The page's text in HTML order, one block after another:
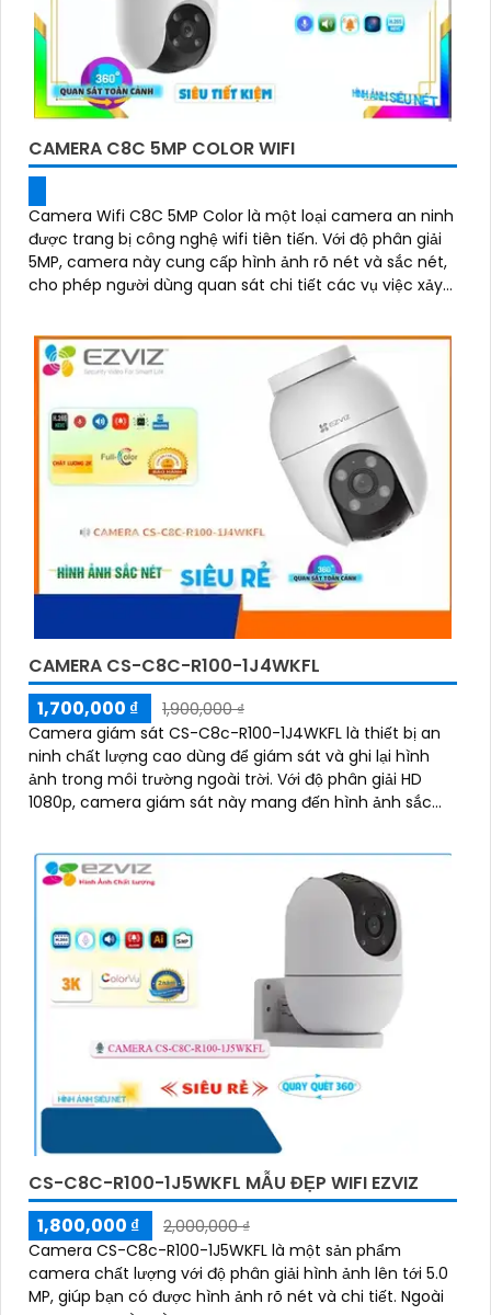
CAMERA C8C 5MP COLOR WIFI
Camera Wifi C8C 5MP Color là một loại camera an ninh
được trang bị công nghệ wifi tiên tiến. Với độ phân giải
5MP, camera này cung cấp hình ảnh rõ nét và sắc nét,
cho phép người dùng quan sát chi tiết các vụ việc xảy
CAMERA CS-C8C-R100-1J4WKFL
1,700,000 ₫
1,900,000 ₫
Camera giám sát CS-C8c-R100-1J4WKFL là thiết bị an
ninh chất lượng cao dùng để giám sát và ghi lại hình
ảnh trong môi trường ngoài trời. Với độ phân giải HD
1080p, camera giám sát này mang đến hình ảnh sắc
CS-C8C-R100-1J5WKFL MẪU ĐẸP WIFI EZVIZ
1,800,000 ₫
2,000,000 ₫
Camera CS-C8c-R100-1J5WKFL là một sản phẩm
camera chất lượng với độ phân giải hình ảnh lên tới 5.0
MP, giúp bạn có được hình ảnh rõ nét và chi tiết. Ngoài